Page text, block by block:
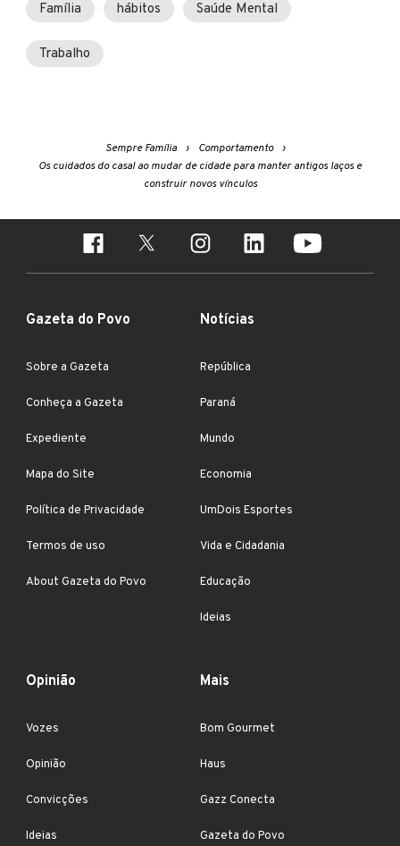
Família hábitos Saúde Mental
Trabalho
Sempre Família
Comportamento
Os cuidados do casal ao mudar de cidade para manter antigos laços e
construir novos vínculos
Gazeta do Povo
Sobre a Gazeta
Conheça a Gazeta
Expediente
Mapa do Site
Política de Privacidade
Termos de uso
About Gazeta do Povo
Notícias
República
Paraná
Mundo
Economia
UmDois Esportes
Vida e Cidadania
Educação
Ideias
Opinião
Vozes
Opinião
Convicções
Ideias
Mais
Bom Gourmet
Haus
Gazz Conecta
Gazeta do Povo